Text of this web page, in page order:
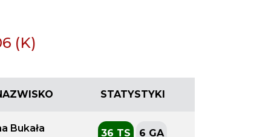
(K)
STATYSTYKI
Bukała 36 TS 6 GA